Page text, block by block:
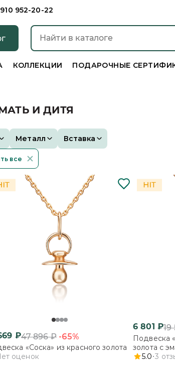
952-20-22
КОЛЛЕКЦИИ ПОДАРОЧНЫЕ
И ДИТЯ
Металл Вставка
все
₽47 896₽ -65%
«Соска» из красного золота
оценок
6 801 ₽19
Подвеска
золота с
5.0 3